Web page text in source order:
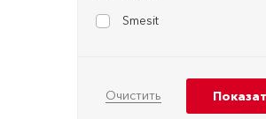
Smesit